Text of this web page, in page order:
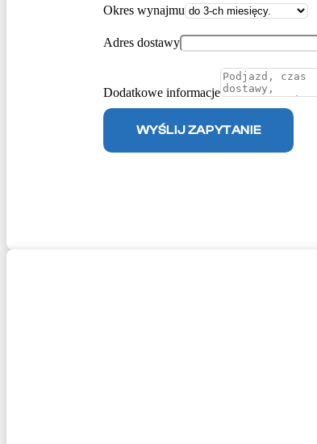
Okres wynajmu
Adres dostawy
Dodatkowe informacje
WYŚLIJ ZAPYTANIE